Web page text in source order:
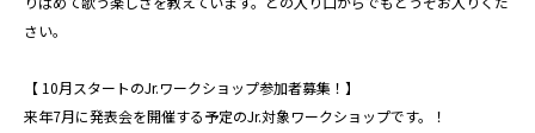
さい。
【 10月スタートのJr.ワークショップ参加者募集！】
来年7月に発表会を開催する予定のJr.対象ワークショップです。！